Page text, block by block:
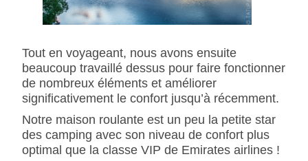
Tout en voyageant, nous avons ensuite
beaucoup travaillé dessus pour faire fonctionner
de nombreux éléments et améliorer
significativement le confort jusqu’à récemment.
Notre maison roulante est un peu la petite star
des camping avec son niveau de confort plus
optimal que la classe VIP de Emirates airlines !